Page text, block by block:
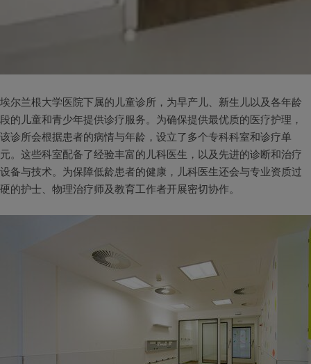
埃尔兰根大学医院下属的儿童诊所，为早产儿、新生儿以及各年龄
段的儿童和青少年提供诊疗服务。为确保提供最优质的医疗护理，
该诊所会根据患者的病情与年龄，设立了多个专科科室和诊疗单
元。这些科室配备了经验丰富的儿科医生，以及先进的诊断和治疗
设备与技术。为保障低龄患者的健康，儿科医生还会与专业资质过
硬的护士、物理治疗师及教育工作者开展密切协作。